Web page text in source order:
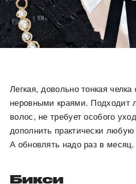
Легкая, довольно тонкая
неровными краями. Подходит
волос, не требует особого
дополнить практически любую
А обновлять надо раз в месяц.
Бикси